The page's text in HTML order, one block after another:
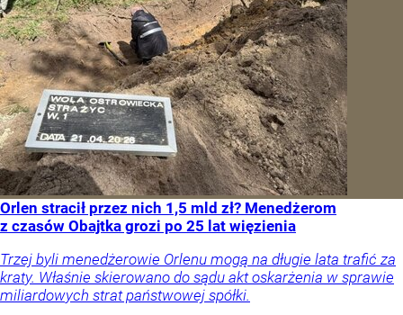
Orlen stracił przez nich 1,5 mld zł? Menedżerom
z czasów Obajtka grozi po 25 lat więzienia
Trzej byli menedżerowie Orlenu mogą na długie lata trafić za
kraty. Właśnie skierowano do sądu akt oskarżenia w sprawie
miliardowych strat państwowej spółki.